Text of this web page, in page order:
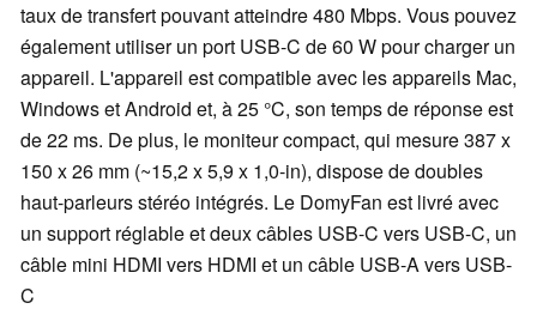
taux de transfert pouvant atteindre 480 Mbps. Vous pouvez
également utiliser un port USB-C de 60 W pour charger un
appareil. L'appareil est compatible avec les appareils Mac,
Windows et Android et, à 25 °C, son temps de réponse est
de 22 ms. De plus, le moniteur compact, qui mesure 387 x
150 x 26 mm (~15,2 x 5,9 x 1,0-in), dispose de doubles
haut-parleurs stéréo intégrés. Le DomyFan est livré avec
un support réglable et deux câbles USB-C vers USB-C, un
câble mini HDMI vers HDMI et un câble USB-A vers USB-
C